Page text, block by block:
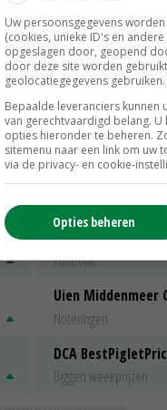
06-
Scharreleieren
Barneveld
Fritesgeschikt NL
PotatoNL
Uien Middenmeer
Noteringen
DCA
Biggen weekprijzen
Uw persoonsgegevens
(cookies, unieke ID's en
opgeslagen door, geopend
door deze site worden
geolocatiegegevens gebruiken.
Bepaalde leveranciers kunnen
van gerechtvaardigd belang.
opties hieronder te beheren.
sitemenu naar een link om uw
via de privacy- en cookie-
Opties beheren